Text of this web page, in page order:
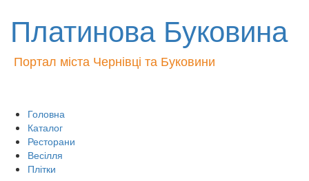
Платинова Буковина
Портал міста Чернівці та Буковини
Головна
Каталог
Ресторани
Весілля
Плітки